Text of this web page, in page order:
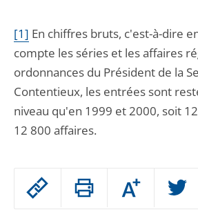
Passer
Augmenter
ou
[1] En chiffres bruts, c'est-à-dire
compte les séries et les affaires
ordonnances du Président de la
Contentieux, les entrées sont
niveau qu'en 1999 et 2000, soit
12 800 affaires.